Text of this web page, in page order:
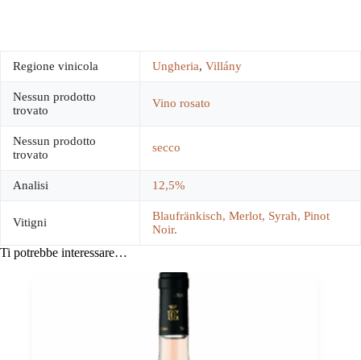
Regione vinicola Ungheria, Villány
Nessun prodotto
trovato
Vino rosato
Nessun prodotto
trovato
secco
Analisi 12,5%
Vitigni
Blaufränkisch, Merlot, Syrah, Pinot
Noir.
Ti potrebbe interessare…